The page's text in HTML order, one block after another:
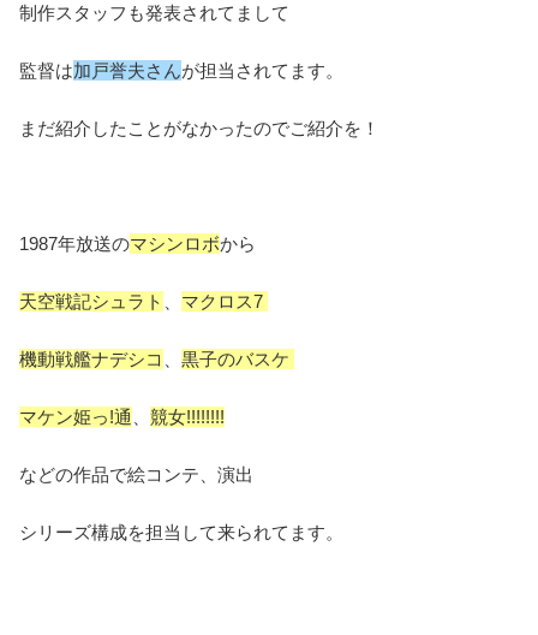
制作スタッフも発表されてまして
監督は加戸誉夫さんが担当されてます。
まだ紹介したことがなかったのでご紹介を！
1987年放送のマシンロボから
天空戦記シュラト マクロス7
機動戦艦ナデシコ 黒子のバスケ
マケン姫っ!通 競女!!!!!!!!
などの作品で絵コンテ、演出
シリーズ構成を担当して来られてます。